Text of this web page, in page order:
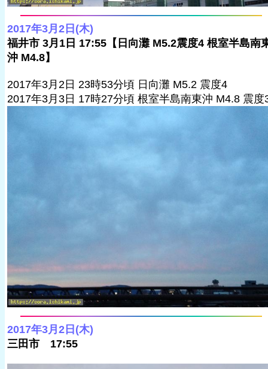
2017年3月2日(木)
福井市 3月1日 17:55【日向灘 M5.2震度4 根室半島南
沖 M4.8】
2017年3月2日 23時53分頃 日向灘 M5.2 震度4
2017年3月3日 17時27分頃 根室半島南東沖 M4.8 震度
2017年3月2日(木)
三田市 17:55